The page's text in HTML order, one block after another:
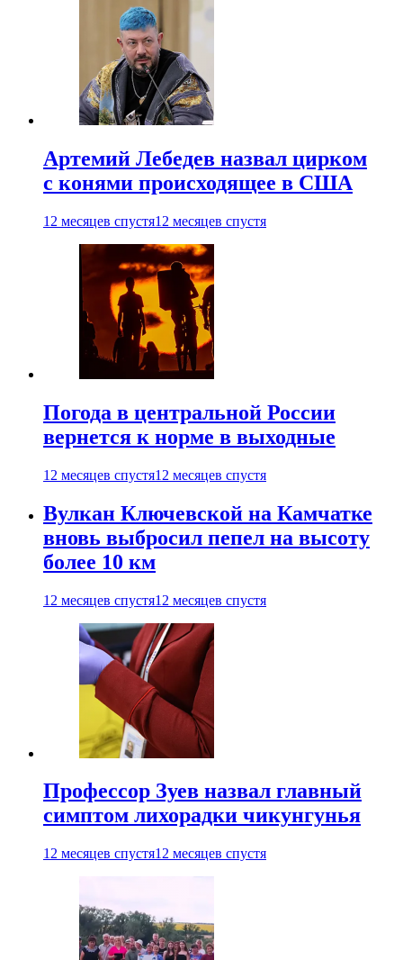
Артемий Лебедев назвал цирком
с конями происходящее в США
12 месяцев спустя12 месяцев спустя
Погода в центральной России
вернется к норме в выходные
12 месяцев спустя12 месяцев спустя
Вулкан Ключевской на Камчатке
вновь выбросил пепел на высоту
более 10 км
12 месяцев спустя12 месяцев спустя
Профессор Зуев назвал главный
симптом лихорадки чикунгунья
12 месяцев спустя12 месяцев спустя